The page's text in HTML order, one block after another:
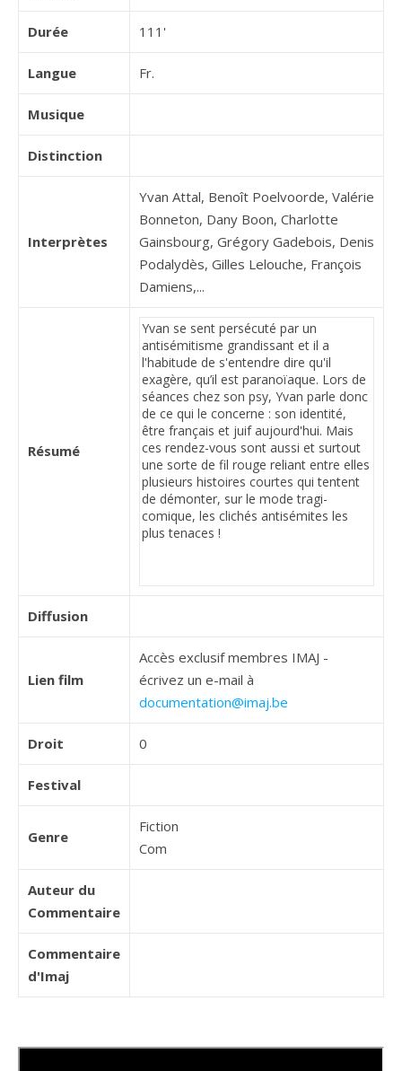
Durée 111'
Langue Fr.
Musique
Distinction
Interprètes
Yvan Attal, Benoît Poelvoorde, Valérie
Bonneton, Dany Boon, Charlotte
Gainsbourg, Grégory Gadebois, Denis
Podalydès, Gilles Lelouche, François
Damiens,...
Résumé
Diffusion
Lien film
Accès exclusif membres IMAJ -
écrivez un e-mail à
documentation@imaj.be
Droit 0
Festival
Genre
Fiction
Com
Auteur du
Commentaire
Commentaire
d'Imaj